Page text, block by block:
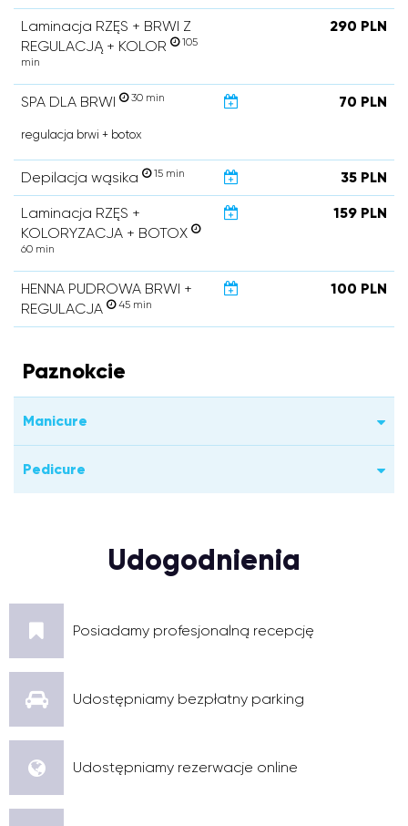
Laminacja RZĘS + BRWI Z
REGULACJĄ + KOLOR
105
min
290 PLN
SPA DLA BRWI 30 min 70 PLN
regulacja brwi + botox
Depilacja wąsika 15 min 35 PLN
Laminacja RZĘS +
KOLORYZACJA + BOTOX
60 min
159 PLN
HENNA PUDROWA BRWI +
REGULACJA
45 min
100 PLN
Paznokcie
Manicure
Pedicure
Udogodnienia
Posiadamy profesjonalną recepcję
Udostępniamy bezpłatny parking
Udostępniamy rezerwacje online